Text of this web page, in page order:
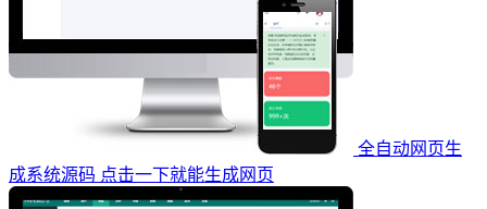
全自动网页生
成系统源码 点击一下就能生成网页